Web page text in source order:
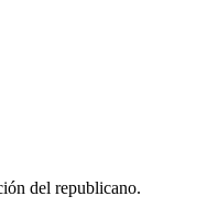
del republicano.